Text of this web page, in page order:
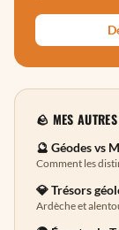
🪨 MES
🔮 Géodes vs
Comment les
💎 Trésors
Ardèche et